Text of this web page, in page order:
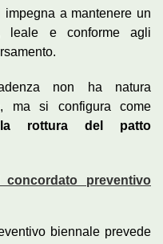
impegna a mantenere un
leale e conforme agli
non ha natura
ma si configura come
rottura del patto
preventivo
biennale prevede